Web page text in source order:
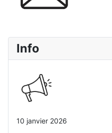
Info
10 janvier 2026